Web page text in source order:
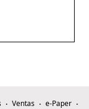
Ventas
e-Paper